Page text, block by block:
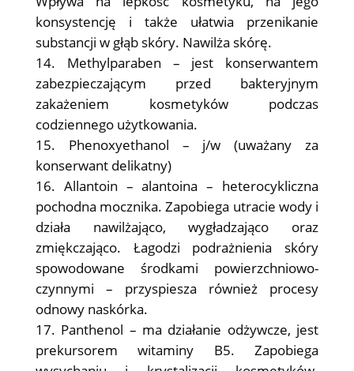
konsystencję i także ułatwia przenikanie
substancji w głąb skóry. Nawilża skórę.
Methylparaben – jest konserwantem
zabezpieczającym przed bakteryjnym
zakażeniem kosmetyków podczas
codziennego użytkowania.
Phenoxyethanol – j/w (uważany za
konserwant delikatny)
Allantoin – alantoina – heterocykliczna
pochodna mocznika. Zapobiega utracie wody i
działa nawilżająco, wygładzająco oraz
zmiękczająco. Łagodzi podrażnienia skóry
spowodowane środkami powierzchniowo-
czynnymi – przyspiesza również procesy
odnowy naskórka.
Panthenol – ma działanie odżywcze, jest
prekursorem witaminy B5. Zapobiega